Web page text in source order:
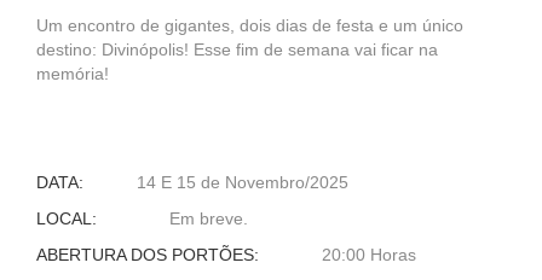
Um encontro de gigantes, dois dias de festa e um único
destino: Divinópolis! Esse fim de semana vai ficar na
memória!
DATA: 14 E 15 de Novembro/2025
LOCAL: Em breve.
ABERTURA DOS PORTÕES: 20:00 Horas